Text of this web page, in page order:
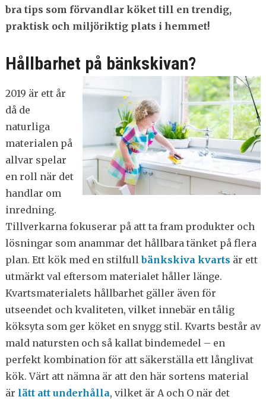
bra tips som förvandlar köket till en trendig,
praktisk och miljöriktig plats i hemmet!
Hållbarhet på bänkskivan?
2019 är ett år
då de
naturliga
materialen på
allvar spelar
en roll när det
handlar om
inredning.
Tillverkarna fokuserar på att ta fram produkter och
lösningar som anammar det hållbara tänket på flera
plan. Ett kök med en stilfullbänkskiva kvarts är ett
utmärkt val eftersom materialet håller länge.
Kvartsmaterialets hållbarhet gäller även för
utseendet och kvaliteten, vilket innebär en tålig
köksyta som ger köket en snygg stil. Kvarts består av
mald natursten och så kallat bindemedel – en
perfekt kombination för att säkerställa ett långlivat
kök. Värt att nämna är att den här sortens material
är lätt att underhålla, vilket är A och O när det